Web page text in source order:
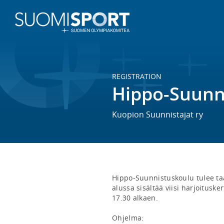
REGISTRATION
Hippo-
Kuopion Suunnistajat ry
Hippo-Suunnistuskoulu tulee
alussa sisältää viisi
17.30 alkaen.
Ohjelma: